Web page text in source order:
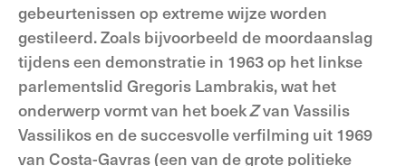
gebeurtenissen op extreme wijze worden
gestileerd. Zoals bijvoorbeeld de moordaanslag
tijdens een demonstratie in 1963 op het linkse
parlementslid Gregoris Lambrakis, wat het
onderwerp vormt van het boekZvan Vassilis
Vassilikos en de succesvolle verfilming uit 1969
van Costa-Gavras (een van de grote politieke